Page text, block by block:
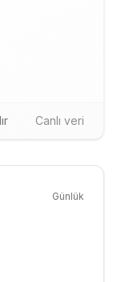
Canlı veri
Günlük